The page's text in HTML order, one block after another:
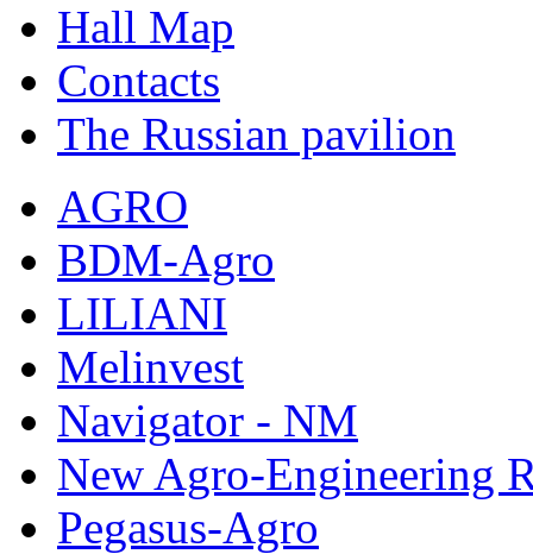
Hall Map
Сontacts
The Russian pavilion
AGRO
BDM-Agro
LILIANI
Melinvest
Navigator - NM
New Agro-Engineering
Pegasus-Agro